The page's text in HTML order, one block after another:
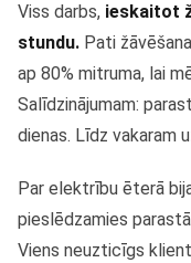
Viss darbs, ieskaitot
stundu. Pati
ap 80% mitruma, lai
Salīdzinājumam:
dienas. Līdz vakaram
Par elektrību ēterā
pieslēdzamies
Viens neuzticīgs